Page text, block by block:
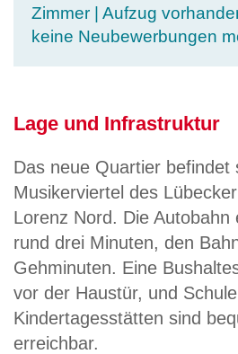
Zimmer | Aufzug
keine Neubewerbungen
Lage und Infrastruktur
Das neue Quartier befindet
Musikerviertel des
Lorenz Nord. Die Autobahn
rund drei Minuten, den
Gehminuten. Eine
vor der Haustür, und
Kindertagesstätten sind
erreichbar.